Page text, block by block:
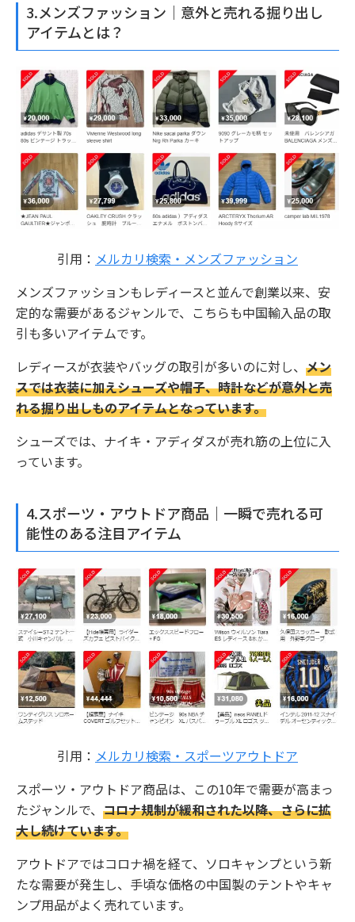
3.メンズファッション｜意外と売れる掘り出し
アイテムとは？
引用： メルカリ検索・メンズファッション
メンズファッションもレディースと並んで創業以来、安
定的な需要があるジャンルで、こちらも中国輸入品の取
引も多いアイテムです。
レディースが衣装やバッグの取引が多いのに対し、 メン
スでは衣装に加えシューズや帽子、時計などが意外と売
れる掘り出しものアイテムとなっています。
シューズでは、ナイキ・アディダスが売れ筋の上位に入
っています。
4.スポーツ・アウトドア商品｜一瞬で売れる可
能性のある注目アイテム
引用： メルカリ検索・スポーツアウトドア
スポーツ・アウトドア商品は、この10年で需要が高まっ
たジャンルで、 コロナ規制が緩和された以降、さらに拡
大し続けています。
アウトドアではコロナ禍を経て、ソロキャンプという新
たな需要が発生し、手頃な価格の中国製のテントやキャ
ンプ用品がよく売れています。